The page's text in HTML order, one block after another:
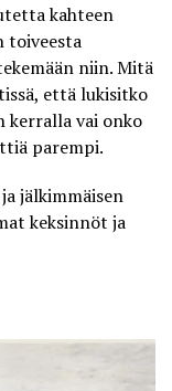
kahteen
toiveesta
niin. Mitä
että lukisitko
kerralla vai onko
parempi.
jälkimmäisen
keksinnöt ja